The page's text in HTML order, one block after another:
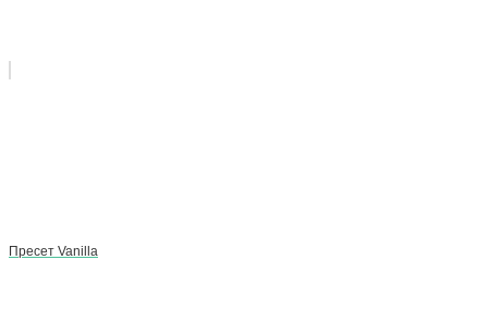
Пресет Vanilla